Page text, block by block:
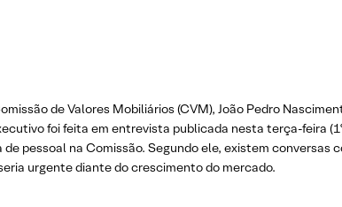
de Valores Mobiliários (CVM), João Pedro
foi feita em entrevista publicada nesta terça-feira
pessoal na Comissão. Segundo ele, existem conversas
urgente diante do crescimento do mercado.